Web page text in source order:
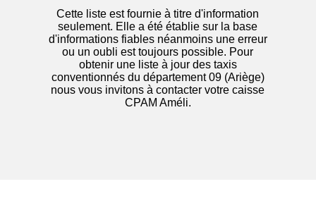
Cette liste est fournie à titre d'information
seulement. Elle a été établie sur la base
d'informations fiables néanmoins une erreur
ou un oubli est toujours possible. Pour
obtenir une liste à jour des taxis
conventionnés du département 09 (Ariège)
nous vous invitons à contacter votre caisse
CPAM Améli.